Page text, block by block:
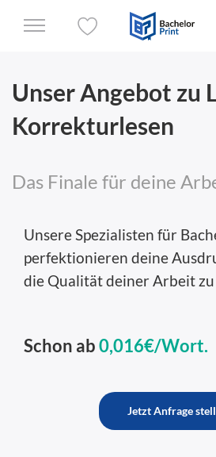
Unser Angebot zu
Korrekturlesen
Das Finale für deine
Unsere Spezialisten für
perfektionieren deine
die Qualität deiner Arbeit
Schon ab0,016€/Wort.
Jetzt Anfrage